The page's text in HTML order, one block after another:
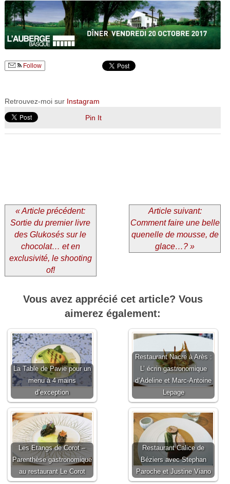
Follow
Retrouvez-moi sur Instagram
Pin It
« Article précédent:
Sortie du premier livre
des Glukosés sur le
chocolat… et en
exclusivité, le shooting
of!
Article suivant:
Comment faire une belle
quenelle de mousse, de
glace…? »
Vous avez apprécié cet article? Vous
aimerez également:
La Table de Pavie pour un
menu à 4 mains
d’exception
Restaurant Nacre à Arès :
L’ écrin gastronomique
d’Adeline et Marc-Antoine
Lepage
Les Etangs de Corot –
Parenthèse gastronomique
au restaurant Le Corot
Restaurant Calice de
Béziers avec Stephan
Paroche et Justine Viano